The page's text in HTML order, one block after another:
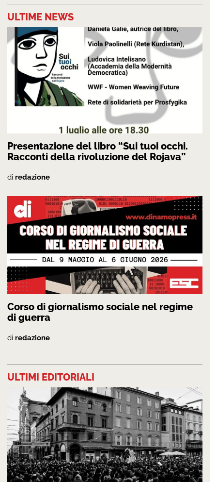
ULTIME NEWS
Presentazione del libro “Sui tuoi occhi.
Racconti della rivoluzione del Rojava”
di redazione
Corso di giornalismo sociale nel regime
di guerra
di redazione
ULTIMI EDITORIALI